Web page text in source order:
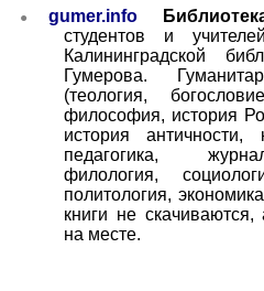
● gumer.info
студентов и
Калининградской
Гумерова.
(теология,
философия, история
история античности,
педагогика,
филология,
политология,
книги не
на месте.